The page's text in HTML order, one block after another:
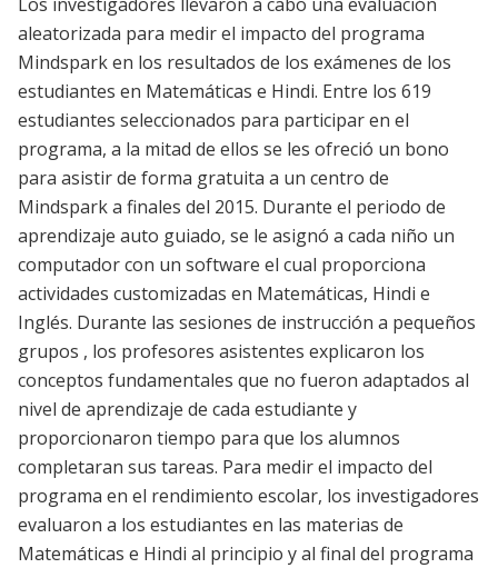
Los investigadores llevaron a cabo una evaluación
aleatorizada para medir el impacto del programa
Mindspark en los resultados de los exámenes de los
estudiantes en Matemáticas e Hindi. Entre los 619
estudiantes seleccionados para participar en el
programa, a la mitad de ellos se les ofreció un bono
para asistir de forma gratuita a un centro de
Mindspark a finales del 2015. Durante el periodo de
aprendizaje auto guiado, se le asignó a cada niño un
computador con un software el cual proporciona
actividades customizadas en Matemáticas, Hindi e
Inglés. Durante las sesiones de instrucción a pequeños
grupos , los profesores asistentes explicaron los
conceptos fundamentales que no fueron adaptados al
nivel de aprendizaje de cada estudiante y
proporcionaron tiempo para que los alumnos
completaran sus tareas. Para medir el impacto del
programa en el rendimiento escolar, los investigadores
evaluaron a los estudiantes en las materias de
Matemáticas e Hindi al principio y al final del programa